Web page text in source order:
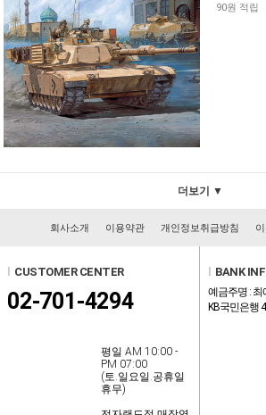
90원 적립
더보기 ▼
회사소개 이용약관 개인정보취급방침
CUSTOMER CENTER
02-701-4294
평일 AM 10:00 -
PM 07:00
(토.일요일.공휴일
휴무)
BANK
예금주명 :
KB국민은행